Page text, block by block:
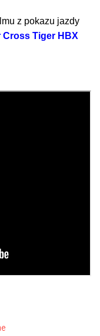
z pokazu jazdy
Cross Tiger HBX